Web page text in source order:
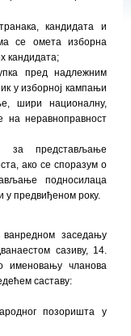
кандидата и
се омета изборна
кандидата;
пред надлежним
у изборној кампањи
шири националну,
на неравноправност
за представљање
aко се споразум о
подносилаца
у предвиђеном року.
заседању
сазиву, 14.
именовању чланова
саставу:
позоришта у